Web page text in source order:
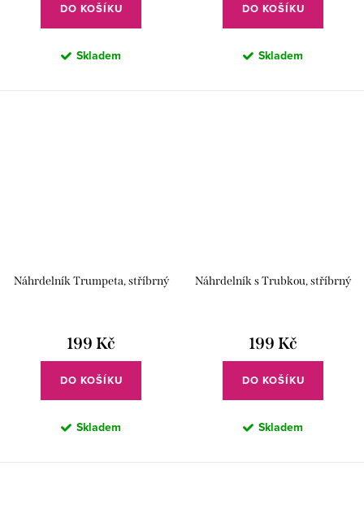
DO KOŠÍKU
Skladem
DO KOŠÍKU
Skladem
Náhrdelník Trumpeta, stříbrný
199 Kč
DO KOŠÍKU
Skladem
Náhrdelník s Trubkou, stříbrný
199 Kč
DO KOŠÍKU
Skladem